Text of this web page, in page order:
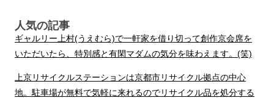
人気の記事
ギャルリー上村(うえむら)で一軒家を借り切って創作京会席を
いただいたら、特別感と有閑マダムの気分を味わえます。(笑)
上京リサイクルステーションは京都市リサイクル拠点の中心
地。駐車場が無料で気軽に来れるのでリサイクル品を処分する